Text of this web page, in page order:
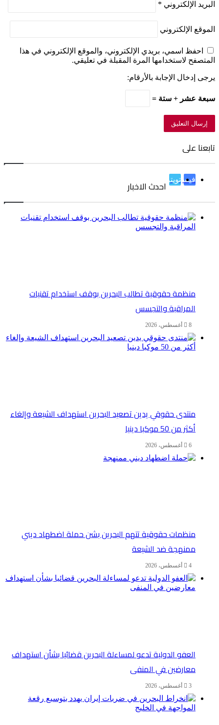
البريد الإلكتروني *
الموقع الإلكتروني
احفظ اسمي، بريدي الإلكتروني، والموقع الإلكتروني في هذا
المتصفح لاستخدامها المرة المقبلة في تعليقي.
يرجى إدخال الإجابة بالأرقام:
سبعة عشر + ستة =
تابعنا على
فيسبوك
تويتر احدث الاخبار
منظمة حقوقية تطالب البحرين بوقف استخدام تقنيات
المراقبة والتجسس
8 أغسطس، 2026
منتدى حقوقي يدين تصعيد البحرين استهداف الشيعة وإلغاء
أكثر من 50 موكبا دينيا
6 أغسطس، 2026
منظمات حقوقية تتهم البحرين بشن حملة اضطهاد ديني
ممنهجة ضد الشيعة
4 أغسطس، 2026
العفو الدولية تدعو لمساءلة البحرين قضائيا بشأن استهداف
معارضين في المنفى
3 أغسطس، 2026